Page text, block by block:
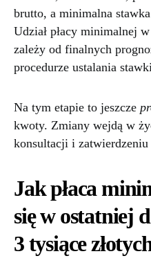
brutto, a minimalna
Udział płacy minimalnej
zależy od finalnych
procedurze ustalania
Na tym etapie to jeszcze
kwoty. Zmiany wejdą w
konsultacji i
Jak płaca
się w ostatniej
3 tysiące